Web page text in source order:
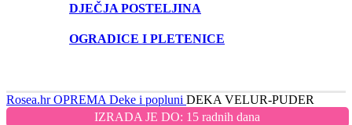
DJEČJA POSTELJINA
OGRADICE I PLETENICE
Rosea.hrOPREMADeke i popluni DEKA VELUR-PUDER
IZRADA JE DO: 15 radnih dana